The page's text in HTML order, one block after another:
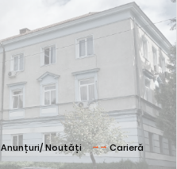
Anunțuri/ Noutăți
Carieră